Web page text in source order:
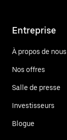
Entreprise
À propos de nous
Nos offres
Salle de presse
Investisseurs
Blogue